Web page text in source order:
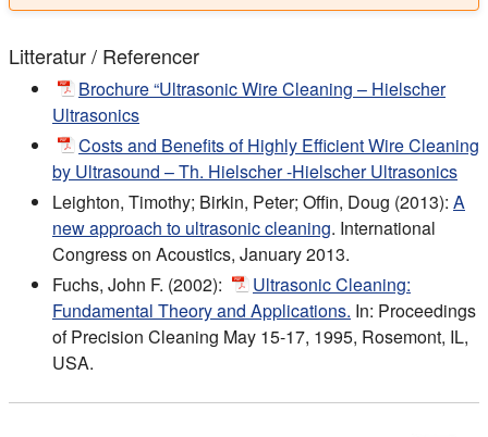
Litteratur / Referencer
Brochure “Ultrasonic Wire Cleaning – Hielscher
Ultrasonics
Costs and Benefits of Highly Efficient Wire Cleaning
by Ultrasound – Th. Hielscher -Hielscher Ultrasonics
Leighton, Timothy; Birkin, Peter; Offin, Doug (2013): A
new approach to ultrasonic cleaning. International
Congress on Acoustics, January 2013.
Fuchs, John F. (2002):
Ultrasonic Cleaning:
Fundamental Theory and Applications. In: Proceedings
of Precision Cleaning May 15-17, 1995, Rosemont, IL,
USA.